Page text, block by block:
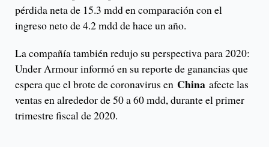
pérdida neta de 15.3 mdd en comparación con el
ingreso neto de 4.2 mdd de hace un año.
La compañía también redujo su perspectiva para 2020:
Under Armour informó en su reporte de ganancias que
espera que el brote de coronavirus en China afecte las
ventas en alrededor de 50 a 60 mdd, durante el primer
trimestre fiscal de 2020.